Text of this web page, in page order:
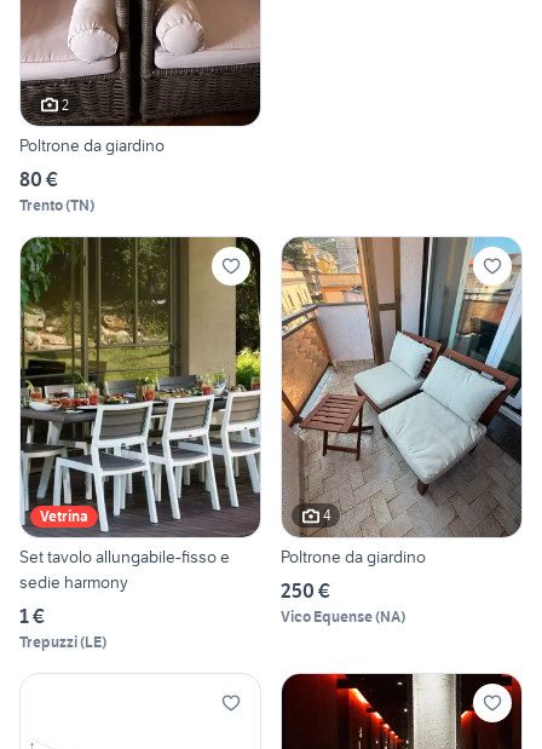
2
Poltrone da giardino
80 €
Trento(TN)
Vetrina
Set tavolo allungabile-fisso e
sedie harmony
1 €
Trepuzzi(LE)
4
Poltrone da giardino
250 €
Vico Equense(NA)